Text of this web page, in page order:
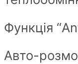
Функція
Авто-